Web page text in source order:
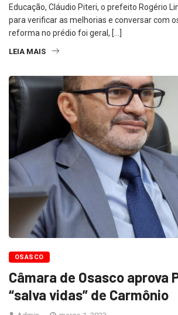
Educação, Cláudio Piteri, o prefeito Rogério
para verificar as melhorias e conversar com
reforma no prédio foi geral, […]
LEIA MAIS
OSASCO
Câmara de Osasco aprova
“salva vidas” de Carmônio